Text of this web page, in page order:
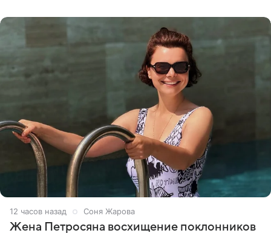
12 часов назад Соня Жарова
Жена Петросяна восхищение поклонников